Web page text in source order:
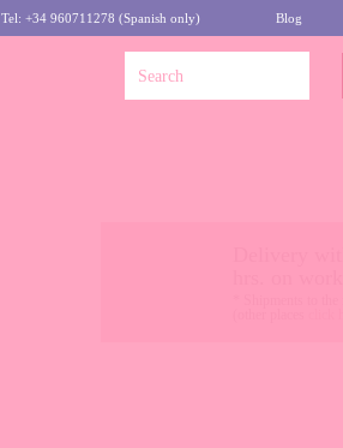
Tel: +34 960711278 (Spanish only) Blog